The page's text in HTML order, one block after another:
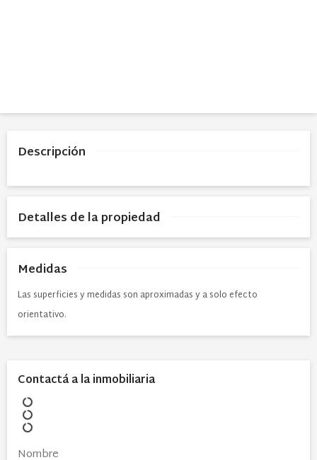
Descripción
Detalles de la propiedad
Medidas
Las superficies y medidas son aproximadas y a solo efecto
orientativo.
Contactá a la inmobiliaria